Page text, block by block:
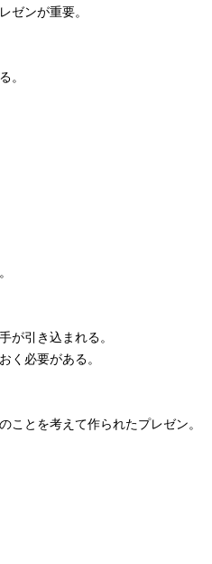
ゼンが重要。
。
が引き込まれる。
く必要がある。
ことを考えて作られたプレゼン。